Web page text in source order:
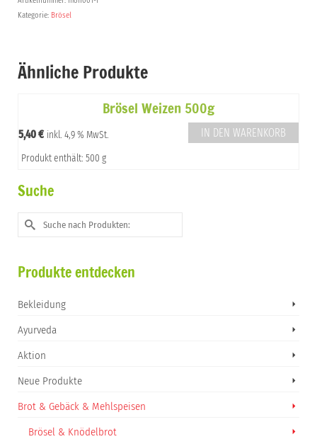
Kategorie: Brösel
Ähnliche Produkte
Brösel Weizen 500g
5,40€ inkl. 4,9 % MwSt.
Produkt enthält: 500 g
IN DEN WARENKORB
Suche
Suche
nach:
Produkte entdecken
Bekleidung
Ayurveda
Aktion
Neue Produkte
Brot & Gebäck & Mehlspeisen
Brösel & Knödelbrot